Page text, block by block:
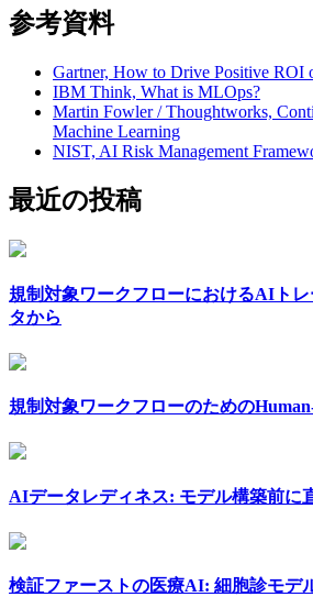
参考資料
Gartner, How to Drive Positive ROI
IBM Think, What is MLOps?
Martin Fowler / Thoughtworks,
Machine Learning
NIST, AI Risk Management
最近の投稿
規制対象ワークフローにおけるAIト
タから
規制対象ワークフローのための
AIデータレディネス: モデル構築前に
検証ファーストの医療AI: 細胞診モデ